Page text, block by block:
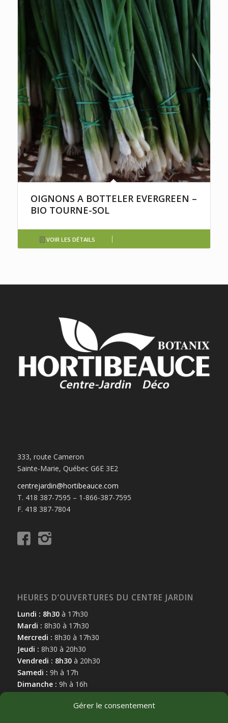
Gérer le consentement
OIGNONS A BOTTELER EVERGREEN –
BIO TOURNE-SOL
VOIR LES DÉTAILS
333, route Cameron
Sainte-Marie, Québec G6E 3E2
centrejardin@hortibeauce.com
T. 418 387-7595 – 1-866-387-7595
F. 418 387-7804
HEURES D’OUVERTURES DU CENTRE JARDIN
Lundi : 8h30à 17h30
Mardi : 8h30 à 17h30
Mercredi : 8h30 à 17h30
Jeudi : 8h30 à 20h30
Vendredi : 8h30à 20h30
Samedi : 9h à 17h
Dimanche : 9h à 16h